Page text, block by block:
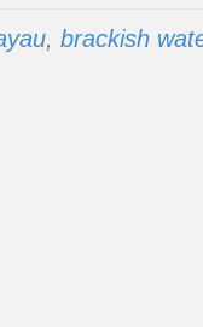
, brackish